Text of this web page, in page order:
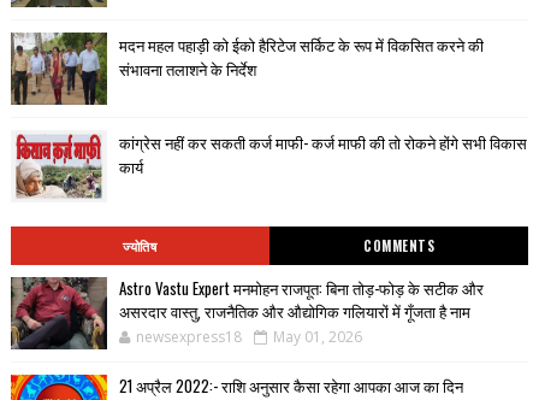
मदन महल पहाड़ी को ईको हैरिटेज सर्किट के रूप में विकसित करने की
संभावना तलाशने के निर्देश
कांग्रेस नहीं कर सकती कर्ज माफी- कर्ज माफी की तो रोकने होंगे सभी विकास
कार्य
ज्योतिष COMMENTS
Astro Vastu Expert मनमोहन राजपूत: बिना तोड़-फोड़ के सटीक और
असरदार वास्तु, राजनैतिक और औद्योगिक गलियारों में गूँजता है नाम
newsexpress18 May 01, 2026
21 अप्रैल 2022:- राशि अनुसार कैसा रहेगा आपका आज का दिन